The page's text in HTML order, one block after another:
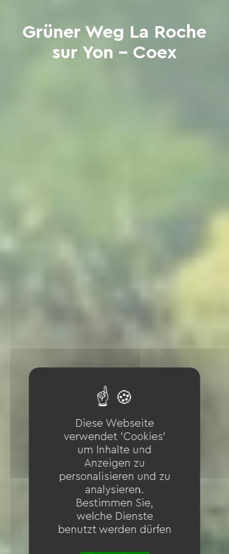
Grüner Weg La Roche
sur Yon - Coex
Diese Webseite
verwendet 'Cookies'
um Inhalte und
Anzeigen zu
personalisieren und zu
analysieren.
Bestimmen Sie,
welche Dienste
benutzt werden dürfen